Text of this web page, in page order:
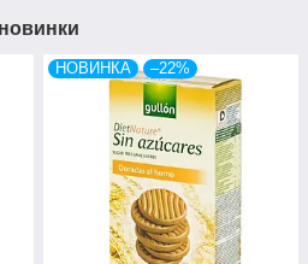
НОВИНКА –22%